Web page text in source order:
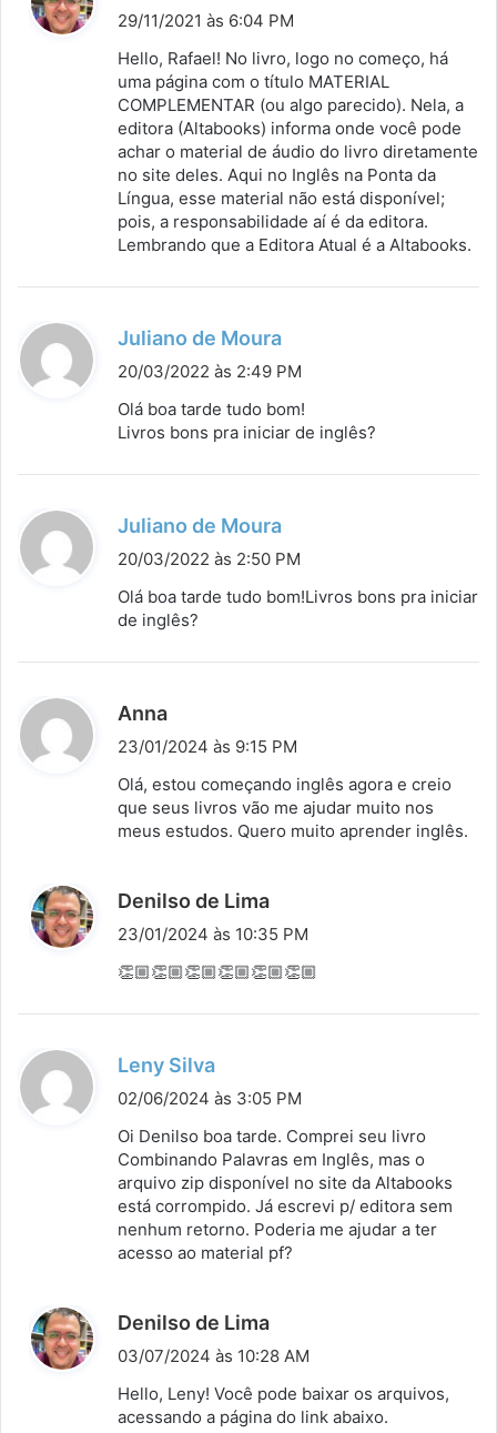
i
s
e
:
29/11/2021 às 6:04 PM
Hello, Rafael! No livro, logo no começo, há
uma página com o título MATERIAL
COMPLEMENTAR (ou algo parecido). Nela, a
editora (Altabooks) informa onde você pode
achar o material de áudio do livro diretamente
no site deles. Aqui no Inglês na Ponta da
Língua, esse material não está disponível;
pois, a responsabilidade aí é da editora.
Lembrando que a Editora Atual é a Altabooks.
Juliano de Moura
i
s
20/03/2022 às 2:49 PM
Olá boa tarde tudo bom!
Livros bons pra iniciar de inglês?
Juliano de Moura
i
20/03/2022 às 2:50 PM
Olá boa tarde tudo bom!Livros bons pra iniciar
de inglês?
Anna
i
s
e
23/01/2024 às 9:15 PM
Olá, estou começando inglês agora e creio
que seus livros vão me ajudar muito nos
meus estudos. Quero muito aprender inglês.
Denilso de Lima
i
e
23/01/2024 às 10:35 PM
👏🏼👏🏼👏🏼👏🏼👏🏼👏🏼
Leny Silva
i
s
e
:
02/06/2024 às 3:05 PM
Oi Denilso boa tarde. Comprei seu livro
Combinando Palavras em Inglês, mas o
arquivo zip disponível no site da Altabooks
está corrompido. Já escrevi p/ editora sem
nenhum retorno. Poderia me ajudar a ter
acesso ao material pf?
Denilso de Lima
i
s
03/07/2024 às 10:28 AM
Hello, Leny! Você pode baixar os arquivos,
acessando a página do link abaixo.